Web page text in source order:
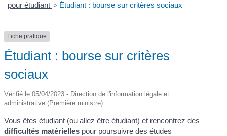
pour étudiant > Étudiant : bourse sur critères sociaux
Fiche pratique
Étudiant : bourse sur critères
sociaux
Vérifié le 05/04/2023 - Direction de l'information légale et
administrative (Première ministre)
Vous êtes étudiant (ou allez être étudiant) et rencontrez des
difficultés matérielles pour poursuivre des études